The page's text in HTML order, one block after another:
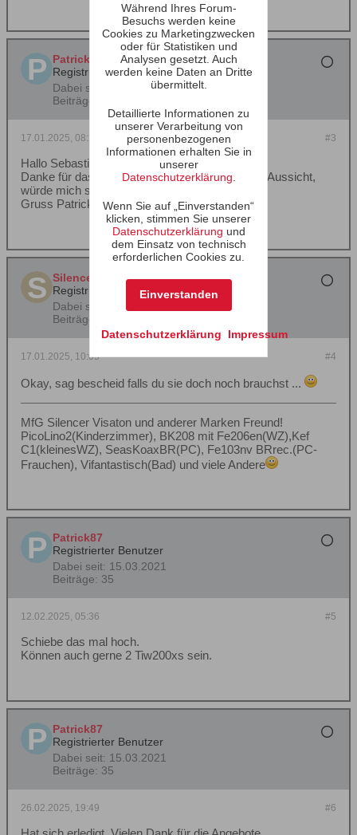
Patrick87
Registrierter Benutzer
Dabei seit:
15.03.2021
Beiträge:
#3
17.01.2025, 08:23
Hallo Sebastian
Danke für das Angebot. Ich habe schon zwei in Aussicht,
würde mich sonst melden.
Gruss Patrick
Silencer
Registrierter Benutzer
Dabei seit:
Beiträge:
#4
17.01.2025, 10:05
Okay, sag bescheid falls du sie doch noch brauchst ...
MfG Silencer Visaton und anderer Marken Freund!
PicoLino2(Kinderzimmer), BK208 mit Fe206en(WZ),Kef
C1(kleinesWZ), SeasKoaxBR(PC), Fe103nv BRrec.(PC-
Frauchen), Vifantastisch(Bad) und viele Andere
Patrick87
Registrierter Benutzer
Dabei seit: 15.03.2021
Beiträge: 35
#5
12.02.2025, 05:36
Schiebe das mal hoch.
Können auch gerne 2 Tiw200xs sein.
Patrick87
Registrierter Benutzer
Dabei seit: 15.03.2021
Beiträge: 35
#6
26.02.2025, 19:49
Während Ihres Forum-
Besuchs werden keine
Cookies zu Marketingzwecken
oder für Statistiken und
Analysen gesetzt. Auch
werden keine Daten an Dritte
übermittelt.
Detaillierte Informationen zu
unserer Verarbeitung von
personenbezogenen
Informationen erhalten Sie in
unserer
Datenschutzerklärung
Wenn Sie auf „Einverstanden“
klicken, stimmen Sie unserer
Datenschutzerklärung und
dem Einsatz von technisch
erforderlichen Cookies zu.
Datenschutzerklärung Impressum
Einverstanden